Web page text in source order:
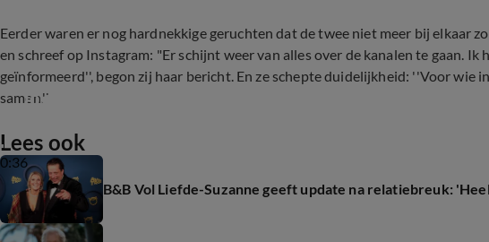
Eerder waren er nog hardnekkige geruchten dat de twee niet meer bij elkaar
en schreef op Instagram: "Er schijnt weer van alles over de kanalen te gaan. Ik
geïnformeerd'', begon zij haar bericht. En ze schepte duidelijkheid: ''Voor wie
samen.''
0:36
Joyce reageert op relatiegeruchten Albert
Lees ook
B&B Vol Liefde-Suzanne geeft update na relatiebreuk: